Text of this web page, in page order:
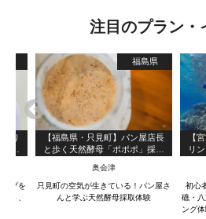
注目のプラン・
り
ンプを
ト、
福島県
【福島県・只見町】パン屋店長
と歩く天然酵母「ポポポ」採取
奥会津
只見町の空気が生きている！パン屋さ
んと学ぶ天然酵母採取体験
【
リ
初心
礁・
ング